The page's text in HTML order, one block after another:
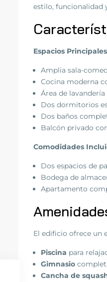
estilo, funcionalidad
Espacios
Amplia sala-
Cocina moderna
Área de
Dos dormitorios
Dos baños
Balcón privado
Comodidades
Dos espacios de
Bodega de
Apartamento
El edificio ofrece un
Piscina para
Gimnasio
Cancha de